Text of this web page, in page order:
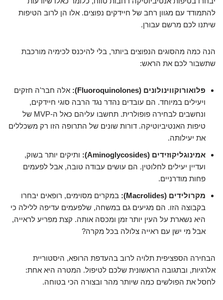
להתמודד עם מגוון רחב של חיידקים נפוצים. אלו הן לרוב הטיפות
שיתנו לכם מרשם עבורן.
הנה כמה מהסוגים הנפוצים ביותר, בלי להיכנס לכימיה מורכבת
שתשבור לכם את הראש:
פלואורוקווינולונים (Fluoroquinolones):
אלה חבר'ה חזקים
ויעילים במיוחד. הם עובדים נהדר נגד הרבה סוגי חיידקים,
ונחשבים לבחירה פופולרית. תחשבו עליהם כאל ה-MVP של
טיפות האנטיביוטיקה. דורות שונים של התרופה הזו רק משכללים
את יעילותה.
אמינוגליקוזידים (Aminoglycosides):
ותיקים יותר בשוק,
ועדיין יעילים לחלוטין. הם עושים עבודה טובה, אבל לפעמים
פחות מודרניים.
מקרולידים (Macrolides):
במקרים מסוימים, רופאים יבחרו
בקבוצה הזו. הם מגיעים גם במשחה, שלפעמים עדיפה ללילה כי
היא נשארת על העין יותר זמן ומכסה אותה. קצת מפריע לראייה,
אבל מי ישן עם ראייה צלולה בכל מקרה?
הבחירה הספציפית תלויה לרוב בהעדפת הרופא, היסטוריית
אלרגיות, ובתגובה הראשונית שלכם לטיפול. המטרה היא אחת:
לחסל את הפולשים כמה שיותר מהר ובצורה הכי בטוחה.